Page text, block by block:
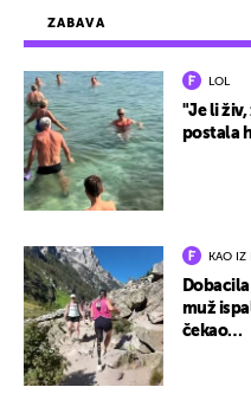
ZABAVA
LOL
"Je li živ,
postala
KAO IZ
muž
čekao…